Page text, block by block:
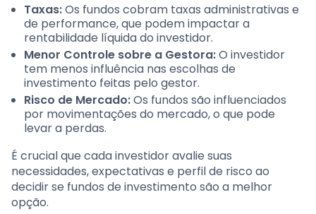
Taxas:Os fundos cobram taxas administrativas e
de performance, que podem impactar a
rentabilidade líquida do investidor.
Menor Controle sobre a Gestora:O investidor
tem menos influência nas escolhas de
investimento feitas pelo gestor.
Risco de Mercado:Os fundos são influenciados
por movimentações do mercado, o que pode
levar a perdas.
É crucial que cada investidor avalie suas
necessidades, expectativas e perfil de risco ao
decidir se fundos de investimento são a melhor
opção.